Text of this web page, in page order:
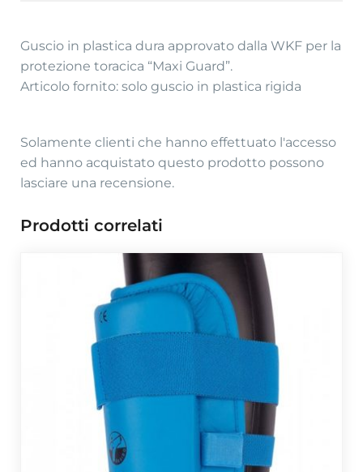
Guscio in plastica dura approvato dalla WKF per la
protezione toracica “Maxi Guard”.
Articolo fornito: solo guscio in plastica rigida
Solamente clienti che hanno effettuato l'accesso
ed hanno acquistato questo prodotto possono
lasciare una recensione.
Prodotti correlati